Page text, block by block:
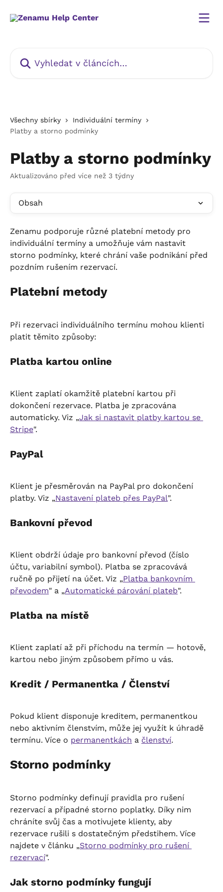
Všechny sbírky
Individuální termíny
Platby a storno podmínky
Platby a storno podmínky
Aktualizováno před více než 3 týdny
Obsah
Zenamu podporuje různé platební metody pro
individuální termíny a umožňuje vám nastavit
storno podmínky, které chrání vaše podnikání před
pozdním rušením rezervací.
Platební metody
Při rezervaci individuálního termínu mohou klienti
platit těmito způsoby:
Platba kartou online
Klient zaplatí okamžitě platební kartou při
dokončení rezervace. Platba je zpracována
automaticky. Viz „Jak si nastavit platby kartou se
Stripe".
PayPal
Klient je přesměrován na PayPal pro dokončení
platby. Viz „Nastavení plateb přes PayPal".
Bankovní převod
Klient obdrží údaje pro bankovní převod (číslo
účtu, variabilní symbol). Platba se zpracovává
ručně po přijetí na účet. Viz „Platba bankovním
převodem" a „Automatické párování plateb".
Platba na místě
Klient zaplatí až při příchodu na termín — hotově,
kartou nebo jiným způsobem přímo u vás.
Kredit / Permanentka / Členství
Pokud klient disponuje kreditem, permanentkou
nebo aktivním členstvím, může jej využít k úhradě
termínu. Více o permanentkách a členství.
Storno podmínky
Storno podmínky definují pravidla pro rušení
rezervací a případné storno poplatky. Díky nim
chráníte svůj čas a motivujete klienty, aby
rezervace rušili s dostatečným předstihem. Více
najdete v článku „Storno podmínky pro rušení
rezervací".
Jak storno podmínky fungují